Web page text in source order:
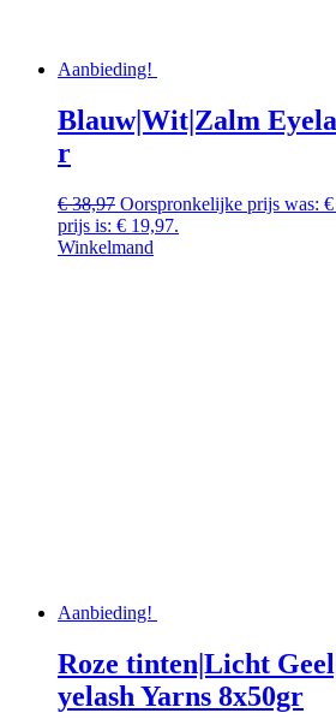
Aanbieding!
Blauw|Wit|Zalm
r
€38,97 Oorspronkelijke prijs was:
prijs is: € 19,97.
Winkelmand
Aanbieding!
Roze tinten|Licht
yelash Yarns 8x50gr